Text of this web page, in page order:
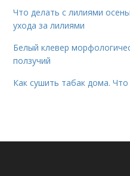
Что делать с лилиями
ухода за лилиями
Белый клевер
ползучий
Как сушить табак дома.